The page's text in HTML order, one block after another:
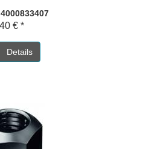
€ *
Details